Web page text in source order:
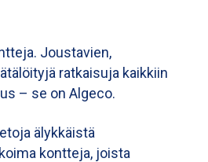
Joustavien,
ratkaisuja kaikkiin
– se on Algeco.
älykkäistä
kontteja, joista